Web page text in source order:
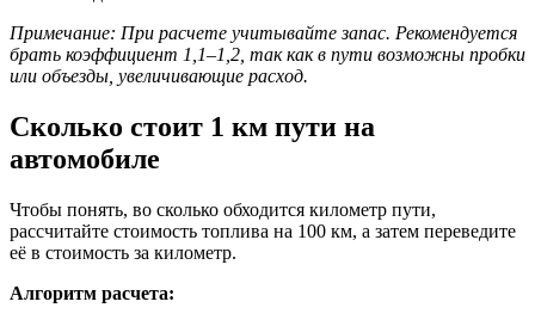
Примечание: При расчете учитывайте запас. Рекомендуется
брать коэффициент 1,1–1,2, так как в пути возможны пробки
или объезды, увеличивающие расход.
Сколько стоит 1 км пути на
автомобиле
Чтобы понять, во сколько обходится километр пути,
рассчитайте стоимость топлива на 100 км, а затем переведите
её в стоимость за километр.
Алгоритм расчета: